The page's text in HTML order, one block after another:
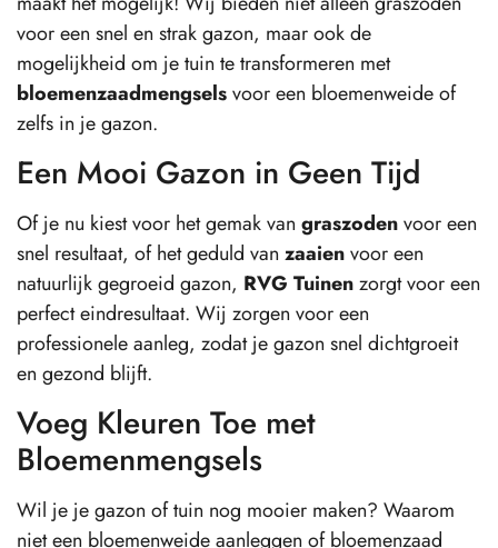
voor een snel en strak gazon, maar ook de
mogelijkheid om je tuin te transformeren met
bloemenzaadmengselsvoor een bloemenweide of
zelfs in je gazon.
Een Mooi Gazon in Geen Tijd
Of je nu kiest voor het gemak van graszodenvoor een
snel resultaat, of het geduld van zaaienvoor een
natuurlijk gegroeid gazon, RVG Tuinenzorgt voor een
perfect eindresultaat. Wij zorgen voor een
professionele aanleg, zodat je gazon snel dichtgroeit
en gezond blijft.
Voeg Kleuren Toe met
Bloemenmengsels
Wil je je gazon of tuin nog mooier maken? Waarom
niet een bloemenweide aanleggen of bloemenzaad